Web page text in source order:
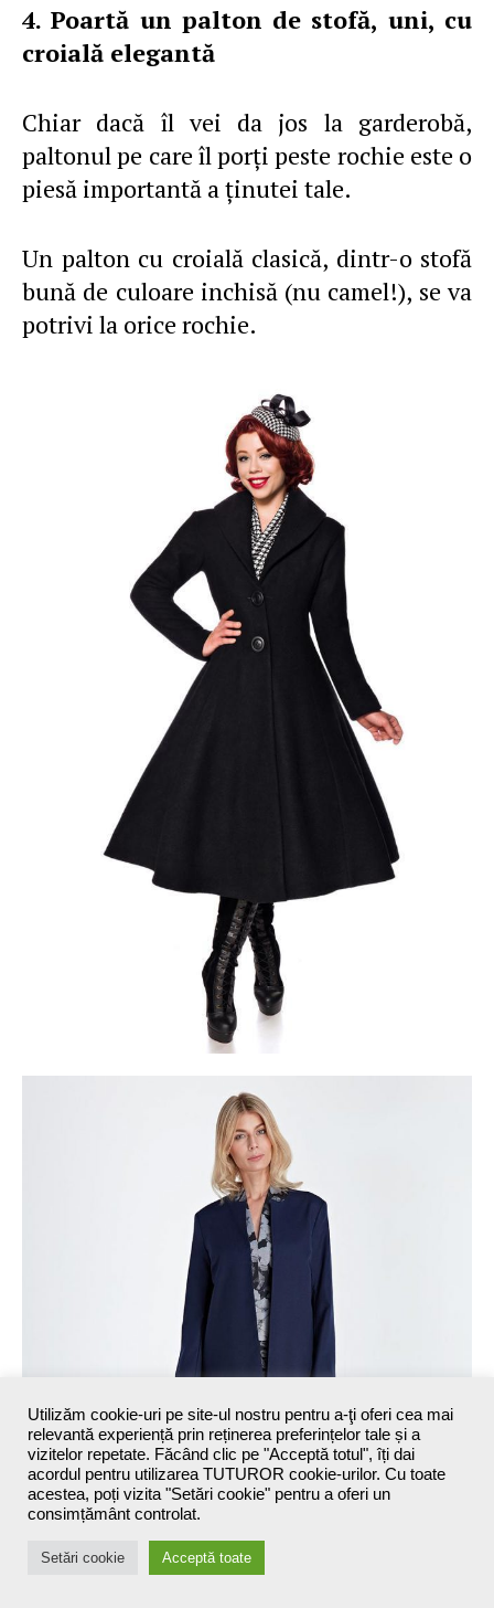
4. Poartă un palton de stofă, uni, cu
croială elegantă
Chiar dacă îl vei da jos la garderobă,
paltonul pe care îl porţi peste rochie este o
piesă importantă a ţinutei tale.
Un palton cu croială clasică, dintr-o stofă
bună de culoare inchisă (nu camel!), se va
potrivi la orice rochie.
Utilizăm cookie-uri pe site-ul nostru pentru a-ţi oferi cea mai
relevantă experiență prin reținerea preferințelor tale și a
vizitelor repetate. Făcând clic pe "Acceptă totul", îți dai
acordul pentru utilizarea TUTUROR cookie-urilor. Cu toate
acestea, poți vizita "Setări cookie" pentru a oferi un
consimțământ controlat.
Setări cookie Acceptă toate